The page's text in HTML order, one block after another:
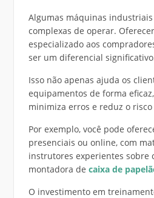
Algumas máquinas
complexas de operar.
especializado aos
ser um diferencial
Isso não apenas ajuda os
equipamentos de forma
minimiza erros e reduz o
Por exemplo, você pode
presenciais ou online, com
instrutores experientes sobre
montadora de caixa de
O investimento em